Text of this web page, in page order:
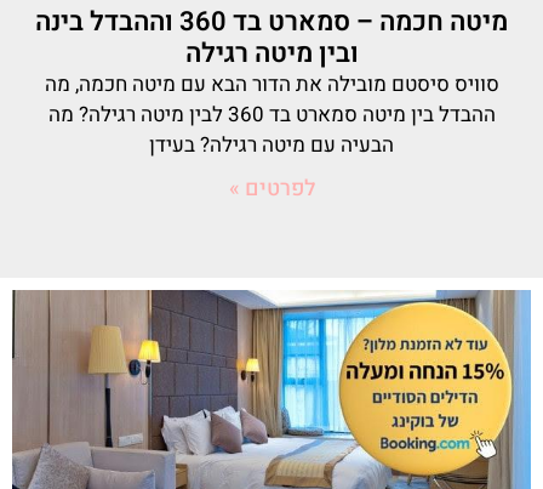
מיטה חכמה – סמארט בד 360 וההבדל בינה
ובין מיטה רגילה
סוויס סיסטם מובילה את הדור הבא עם מיטה חכמה, מה
ההבדל בין מיטה סמארט בד 360 לבין מיטה רגילה? מה
הבעיה עם מיטה רגילה? בעידן
לפרטים »